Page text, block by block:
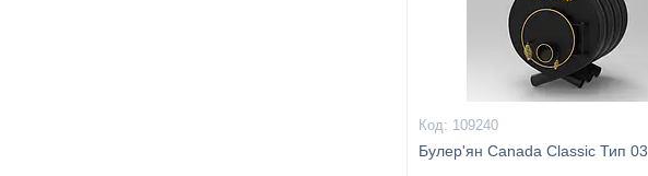
109240
Булер'ян Canada Classic Тип 03